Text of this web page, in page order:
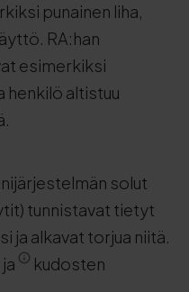
punainen liha,
RA:han
esimerkiksi
henkilö altistuu
solut
tunnistavat tietyt
ja alkavat torjua niitä.
kudosten